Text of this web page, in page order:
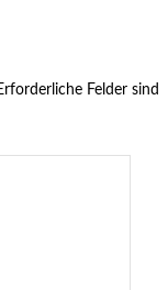
Felder sind